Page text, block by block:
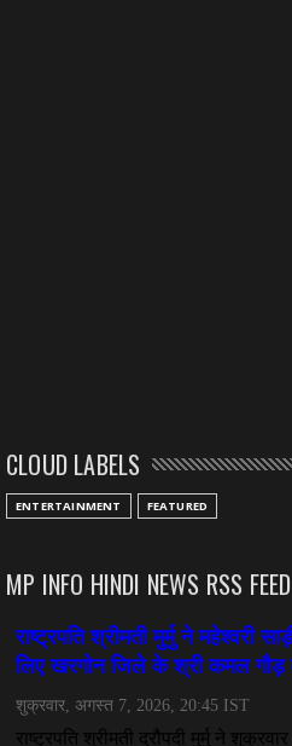
CLOUD LABELS
ENTERTAINMENT FEATURED
MP INFO HINDI NEWS RSS FEED